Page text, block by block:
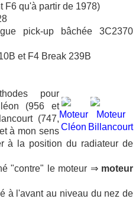
F6 qu'à partir de 1978)
pick-up bâchée 3C2370
et F4 Break 239B
Moteur
Billancourt
Moteur
Cléon
pour
(956 et
(747,
à mon sens
à la position du radiateur de
"contre" le moteur ⇒ moteur
à l'avant au niveau du nez de